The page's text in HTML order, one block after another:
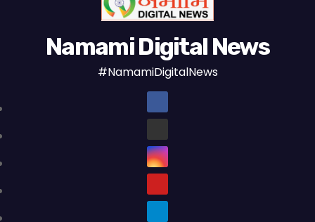
Namami Digital News
#NamamiDigitalNews